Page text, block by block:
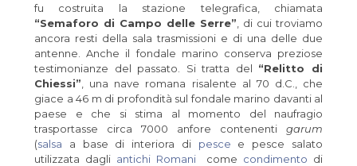
fu costruita la stazione telegrafica, chiamata
“Semaforo di Campo delle Serre” , di cui troviamo
ancora resti della sala trasmissioni e di una delle due
antenne. Anche il fondale marino conserva preziose
testimonianze del passato. Si tratta del “Relitto di
Chiessi” , una nave romana risalente al 70 d.C., che
giace a 46 m di profondità sul fondale marino davanti al
paese e che si stima al momento del naufragio
trasportasse circa 7000 anfore contenenti garum
(salsa a base di interiora di pesce e pesce salato
utilizzata dagli antichi Romanicome condimento di